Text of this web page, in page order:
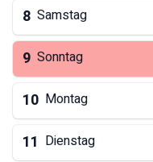
8 Samstag
9 Sonntag
10 Montag
11 Dienstag